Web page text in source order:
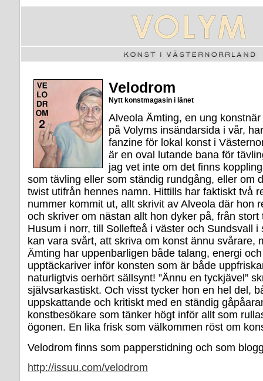
Velodrom
Nytt konstmagasin i länet
Alveola Ämting, en ung
på Volyms insändarsida i vår,
fanzine för lokal konst i
är en oval lutande bana för
jag vet inte om det finns
som tävling eller som ständig rundgång, eller om
twist utifrån hennes namn. Hittills har faktiskt två
nummer kommit ut, allt skrivit av Alveola där hon
och skriver om nästan allt hon dyker på, från stort
Husum i norr, till Sollefteå i väster och Sundsvall i
kan vara svårt, att skriva om konst ännu svårare,
Ämting har uppenbarligen både talang, energi
upptäckariver inför konsten som är både
naturligtvis oerhört sällsynt! ”Ännu en tyckjävel”
självsarkastiskt. Och visst tycker hon en hel del,
uppskattande och kritiskt med en ständig
konstbesökare som tänker högt inför allt som
ögonen. En lika frisk som välkommen röst om
Velodrom finns som papperstidning och som
http://issuu.com/velodrom